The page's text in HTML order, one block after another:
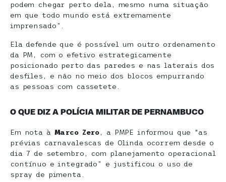
podem chegar perto dela, mesmo numa situação
em que todo mundo está extremamente
imprensado”.
Ela defende que é possível um outro ordenamento
da PM, com o efetivo estrategicamente
posicionado perto das paredes e nas laterais dos
desfiles, e não no meio dos blocos empurrando
as pessoas com cassetete.
O QUE DIZ A POLÍCIA MILITAR DE PERNAMBUCO
Em nota à Marco Zero, a PMPE informou que “as
prévias carnavalescas de Olinda ocorrem desde o
dia 7 de setembro, com planejamento operacional
contínuo e integrado” e justificou o uso de
spray de pimenta.